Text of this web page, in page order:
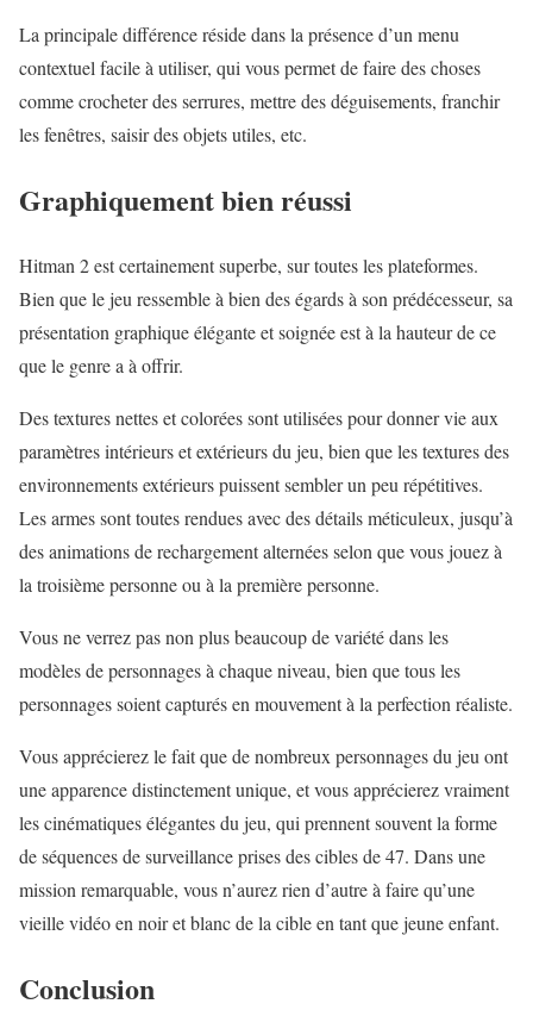
La principale différence réside dans la présence d’un menu
contextuel facile à utiliser, qui vous permet de faire des choses
comme crocheter des serrures, mettre des déguisements, franchir
les fenêtres, saisir des objets utiles, etc.
Graphiquement bien réussi
Hitman 2 est certainement superbe, sur toutes les plateformes.
Bien que le jeu ressemble à bien des égards à son prédécesseur, sa
présentation graphique élégante et soignée est à la hauteur de ce
que le genre a à offrir.
Des textures nettes et colorées sont utilisées pour donner vie aux
paramètres intérieurs et extérieurs du jeu, bien que les textures des
environnements extérieurs puissent sembler un peu répétitives.
Les armes sont toutes rendues avec des détails méticuleux, jusqu’à
des animations de rechargement alternées selon que vous jouez à
la troisième personne ou à la première personne.
Vous ne verrez pas non plus beaucoup de variété dans les
modèles de personnages à chaque niveau, bien que tous les
personnages soient capturés en mouvement à la perfection réaliste.
Vous apprécierez le fait que de nombreux personnages du jeu ont
une apparence distinctement unique, et vous apprécierez vraiment
les cinématiques élégantes du jeu, qui prennent souvent la forme
de séquences de surveillance prises des cibles de 47. Dans une
mission remarquable, vous n’aurez rien d’autre à faire qu’une
vieille vidéo en noir et blanc de la cible en tant que jeune enfant.
Conclusion